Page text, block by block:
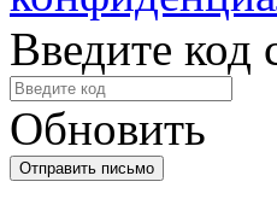
Введите код
Обновить